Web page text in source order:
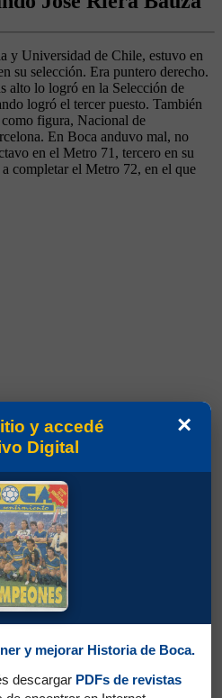
y Universidad de Chile, estuvo en
su selección. Era puntero derecho.
alto lo logró en la Selección de
logró el tercer puesto. También
figura, Nacional de
En Boca anduvo mal, no
en el Metro 71, tercero en su
completar el Metro 72, en el que
×
y accedé
Digital
y mejorar Historia de Boca.
descargar PDFs de revistas